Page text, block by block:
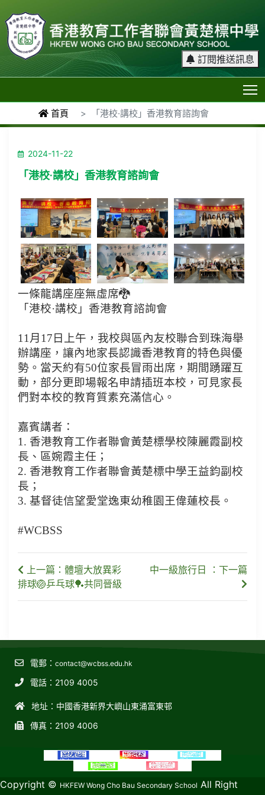
訂閱推送訊息
首頁 「港校·講校」香港教育諮詢會
2024-11-22
「港校·講校」香港教育諮詢會
一條龍講座座無虛席🐉
「港校·講校」香港教育諮詢會
11月17日上午，我校與區內友校聯合到珠海舉
辦講座，讓內地家長認識香港教育的特色與優
勢。當天約有50位家長冒雨出席，期間踴躍互
動，部分更即場報名申請插班本校，可見家長
們對本校的教育質素充滿信心。
嘉賓講者：
1. 香港教育工作者聯會黃楚標學校陳麗霞副校
長、區婉霞主任；
2. ⁠香港教育工作者聯會黃楚標中學王益鈞副校
長；
3. ⁠基督徒信望愛堂逸東幼稚園王偉蓮校長。
#WCBSS
上一篇：體壇大放異彩
排球🏐乒乓球🏓共同晉級
中一級旅行日 ：下一篇
電郵： contact@wcbss.edu.hk
電話：2109 4005
地址：中國香港新界大嶼山東涌富東邨
傳真：2109 4006
教育傳媒集團 GoodSchool.hk
Copyright © HKFEW Wong Cho Bau Secondary School All Right